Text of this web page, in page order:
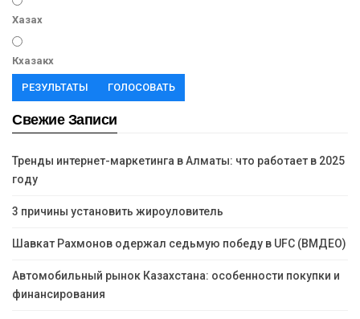
Хазах
Кхазакх
РЕЗУЛЬТАТЫ ГОЛОСОВАТЬ
Свежие Записи
Тренды интернет-маркетинга в Алматы: что работает в 2025
году
3 причины установить жироуловитель
Шавкат Рахмонов одержал седьмую победу в UFC (ВМДЕО)
Автомобильный рынок Казахстана: особенности покупки и
финансирования